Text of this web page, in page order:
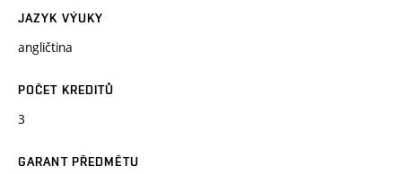
JAZYK VÝUKY
angličtina
POČET KREDITŮ
3
GARANT PŘEDMĚTU